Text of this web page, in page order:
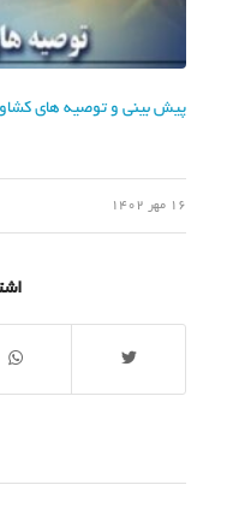
پیش بینی و توصیه های
16 مهر 1402